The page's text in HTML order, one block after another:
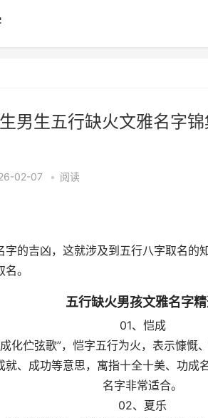
男生五行缺火文雅名字
02-07 • 阅读
字的吉凶，这就涉及到五行八字取名的
。
五行缺火男孩文雅名字
01、恺成
化伫弦歌”，恺字五行为火，表示慷慨
就、成功等意思，寓指十全十美、功成
名字非常适合。
02、夏乐